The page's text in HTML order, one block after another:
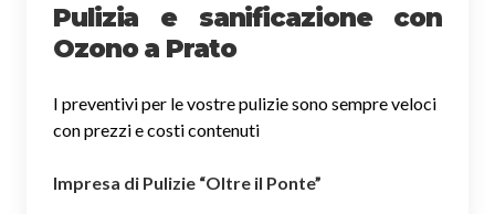
Pulizia e sanificazione con
Ozono a Prato
I preventivi per le vostre pulizie sono sempre veloci
con prezzi e costi contenuti
Impresa di Pulizie “Oltre il Ponte”